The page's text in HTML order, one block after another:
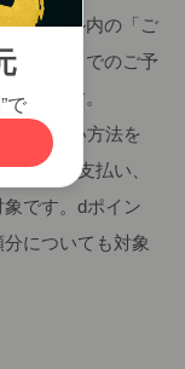
トメール内の「ご
。サイトでのご予
なります。
お支払い方法を
からの支払い、
です。dポイン
についても対象